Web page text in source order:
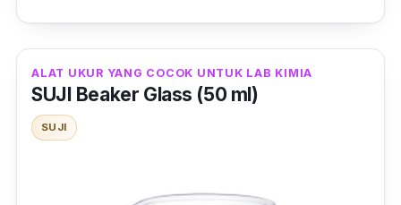
bagian atas.
Gelas ukur 500 ml ini, memiliki desain yang
sedikit ramping. Lalu juga memiliki gagang
menuang, sedikit adanya tumpahah. Dengan
ALAT UKUR YANG COCOK UNTUK LAB KIMIA
SUJI Beaker Glass (50 ml)
SUJI